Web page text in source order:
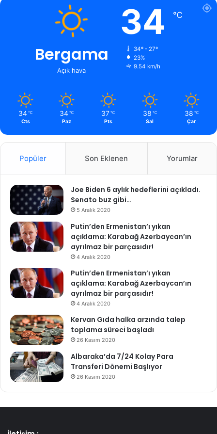
Bergama
Açık hava
34 ℃
34º - 27º
23%
9.54 km/h
34 ℃
Cts
34 ℃
Paz
37 ℃
Pts
38 ℃
Sal
38 ℃
Çar
Popüler Son Eklenen Yorumlar
Joe Biden 6 aylık hedeflerini açıkladı.
Senato buz gibi…
5 Aralık 2020
Putin’den Ermenistan’ı yıkan
açıklama: Karabağ Azerbaycan’ın
ayrılmaz bir parçasıdır!
4 Aralık 2020
Putin’den Ermenistan’ı yıkan
açıklama: Karabağ Azerbaycan’ın
ayrılmaz bir parçasıdır!
4 Aralık 2020
Kervan Gıda halka arzında talep
toplama süreci başladı
26 Kasım 2020
Albaraka’da 7/24 Kolay Para
Transferi Dönemi Başlıyor
26 Kasım 2020